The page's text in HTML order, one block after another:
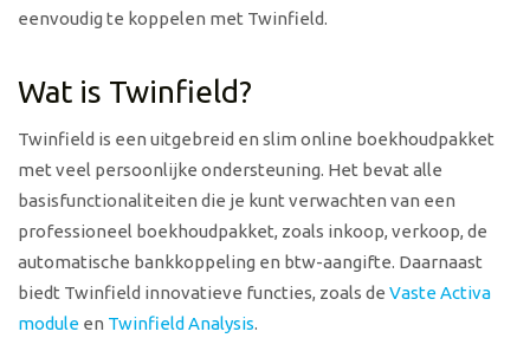
eenvoudig te koppelen met Twinfield.
Wat is Twinfield?
Twinfield is een uitgebreid en slim online boekhoudpakket
met veel persoonlijke ondersteuning. Het bevat alle
basisfunctionaliteiten die je kunt verwachten van een
professioneel boekhoudpakket, zoals inkoop, verkoop, de
automatische bankkoppeling en btw-aangifte. Daarnaast
biedt Twinfield innovatieve functies, zoals de Vaste Activa
module en Twinfield Analysis.